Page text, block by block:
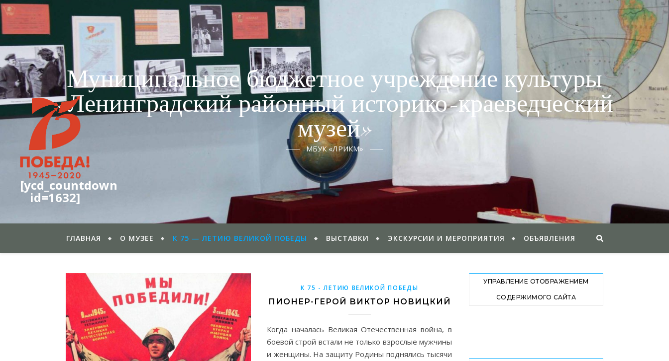
[ycd_countdown
id=1632]
Муниципальное бюджетное учреждение культуры
«Ленинградский районный историко-краеведческий
музей»
МБУК «ЛРИКМ»
ГЛАВНАЯ О МУЗЕЕ К 75 — ЛЕТИЮ ВЕЛИКОЙ ПОБЕДЫ ВЫСТАВКИ ЭКСКУРСИИ И МЕРОПРИЯТИЯ ОБЪЯВЛЕНИЯ
К 75 - ЛЕТИЮ ВЕЛИКОЙ ПОБЕДЫ
ПИОНЕР-ГЕРОЙ ВИКТОР НОВИЦКИЙ
Когда началась Великая Отечественная война, в
боевой строй встали не только взрослые мужчины
и женщины. На защиту Родины поднялись тысячи
УПРАВЛЕНИЕ ОТОБРАЖЕНИЕМ
СОДЕРЖИМОГО САЙТА